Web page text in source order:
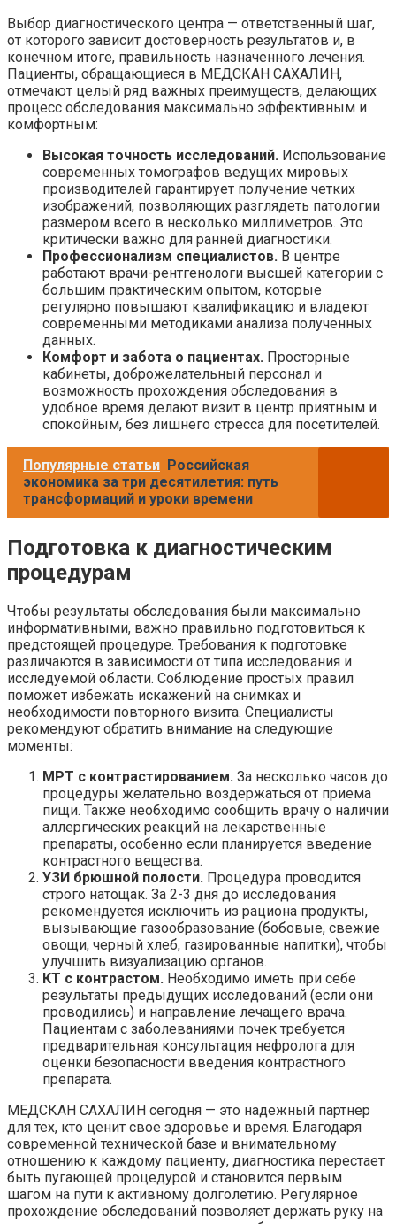
Выбор диагностического центра — ответственный шаг,
от которого зависит достоверность результатов и, в
конечном итоге, правильность назначенного лечения.
Пациенты, обращающиеся в МЕДСКАН САХАЛИН,
отмечают целый ряд важных преимуществ, делающих
процесс обследования максимально эффективным и
комфортным:
Высокая точность исследований. Использование
современных томографов ведущих мировых
производителей гарантирует получение четких
изображений, позволяющих разглядеть патологии
размером всего в несколько миллиметров. Это
критически важно для ранней диагностики.
Профессионализм специалистов. В центре
работают врачи-рентгенологи высшей категории с
большим практическим опытом, которые
регулярно повышают квалификацию и владеют
современными методиками анализа полученных
данных.
Комфорт и забота о пациентах. Просторные
кабинеты, доброжелательный персонал и
возможность прохождения обследования в
удобное время делают визит в центр приятным и
спокойным, без лишнего стресса для посетителей.
Популярные статьи Российская
экономика за три десятилетия: путь
трансформаций и уроки времени
Подготовка к диагностическим
процедурам
Чтобы результаты обследования были максимально
информативными, важно правильно подготовиться к
предстоящей процедуре. Требования к подготовке
различаются в зависимости от типа исследования и
исследуемой области. Соблюдение простых правил
поможет избежать искажений на снимках и
необходимости повторного визита. Специалисты
рекомендуют обратить внимание на следующие
моменты:
МРТ с контрастированием. За несколько часов до
процедуры желательно воздержаться от приема
пищи. Также необходимо сообщить врачу о наличии
аллергических реакций на лекарственные
препараты, особенно если планируется введение
контрастного вещества.
УЗИ брюшной полости. Процедура проводится
строго натощак. За 2-3 дня до исследования
рекомендуется исключить из рациона продукты,
вызывающие газообразование (бобовые, свежие
овощи, черный хлеб, газированные напитки), чтобы
улучшить визуализацию органов.
КТ с контрастом. Необходимо иметь при себе
результаты предыдущих исследований (если они
проводились) и направление лечащего врача.
Пациентам с заболеваниями почек требуется
предварительная консультация нефролога для
оценки безопасности введения контрастного
препарата.
МЕДСКАН САХАЛИН сегодня — это надежный партнер
для тех, кто ценит свое здоровье и время. Благодаря
современной технической базе и внимательному
отношению к каждому пациенту, диагностика перестает
быть пугающей процедурой и становится первым
шагом на пути к активному долголетию. Регулярное
прохождение обследований позволяет держать руку на